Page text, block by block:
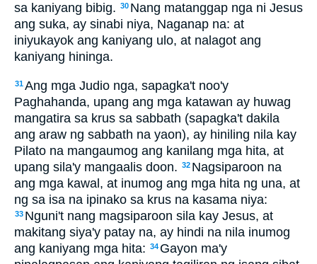
sa kaniyang bibig. 30 Nang matanggap nga ni Jesus
ang suka, ay sinabi niya, Naganap na: at
iniyukayok ang kaniyang ulo, at nalagot ang
kaniyang hininga.
31Ang mga Judio nga, sapagka't noo'y
Paghahanda, upang ang mga katawan ay huwag
mangatira sa krus sa sabbath (sapagka't dakila
ang araw ng sabbath na yaon), ay hiniling nila kay
Pilato na mangaumog ang kanilang mga hita, at
upang sila'y mangaalis doon. 32 Nagsiparoon na
ang mga kawal, at inumog ang mga hita ng una, at
ng sa isa na ipinako sa krus na kasama niya:
33 Nguni't nang magsiparoon sila kay Jesus, at
makitang siya'y patay na, ay hindi na nila inumog
ang kaniyang mga hita: 34 Gayon ma'y